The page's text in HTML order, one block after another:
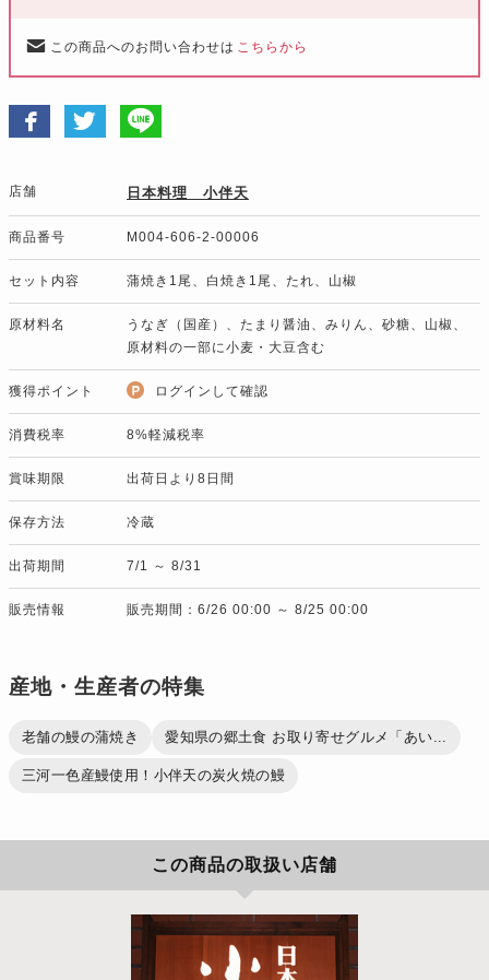
この商品へのお問い合わせは こちらから
店舗 日本料理 小伴天
商品番号 M004-606-2-00006
セット内容 蒲焼き1尾、白焼き1尾、たれ、山椒
原材料名
うなぎ（国産）、たまり醤油、みりん、砂糖、山椒、
原材料の一部に小麦・大豆含む
獲得ポイント ログインして確認
消費税率 8%軽減税率
賞味期限 出荷日より8日間
保存方法 冷蔵
出荷期間 7/1 ～ 8/31
販売情報 販売期間：6/26 00:00 ～ 8/25 00:00
産地・生産者の特集
老舗の鰻の蒲焼き 愛知県の郷土食 お取り寄せグルメ「あい...
三河一色産鰻使用！小伴天の炭火焼の鰻
この商品の取扱い店舗